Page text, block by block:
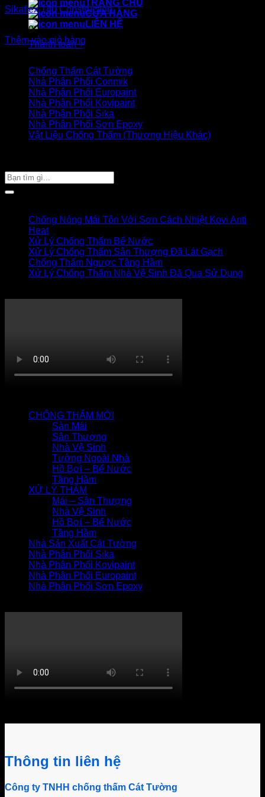
TRANG CHỦ
CỬA HÀNG
LIÊN HỆ
Thanh toán +
Sikaflex 140 Construction
220.000₫
Thêm vào giỏ hàng
Danh mục sản phẩm
Chống Thấm Cát Tường
Nhà Phân Phối Conmik
Nhà Phân Phối Europaint
Nhà Phân Phối Kovipaint
Nhà Phân Phối Sika
Nhà Phân Phối Sơn Epoxy
Vật Liệu Chống Thấm (Thương Hiệu Khác)
Tìm
kiếm:
Chống Nóng Mái Tôn Với Sơn Cách Nhiệt Kovi Anti
Heat
Xử Lý Chống Thấm Bể Nước
Xử Lý Chống Thấm Sân Thượng Đã Lát Gạch
Chống Thấm Ngược Tầng Hầm
Xử Lý Chống Thấm Nhà Vệ Sinh Đã Qua Sử Dụng
CHỐNG THẤM MỚI
Sàn Mái
Sân Thượng
Nhà Vệ Sinh
Tường Ngoài Nhà
Hồ Bơi – Bể Nước
Tầng Hầm
XỬ LÝ THẤM
Mái – Sân Thượng
Nhà Vệ Sinh
Hồ Bơi – Bể Nước
Tầng Hầm
Nhà Sản Xuất Cát Tường
Nhà Phân Phối Sika
Nhà Phân Phối Kovipaint
Nhà Phân Phối Europaint
Nhà Phân Phối Sơn Epoxy
Thông tin liên hệ
Công ty TNHH chống thấm Cát Tường